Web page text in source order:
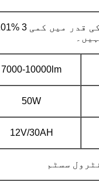
<0.01% 3 سال کے اندر
7000-10000lm
50W
12V/30AH
سسٹم